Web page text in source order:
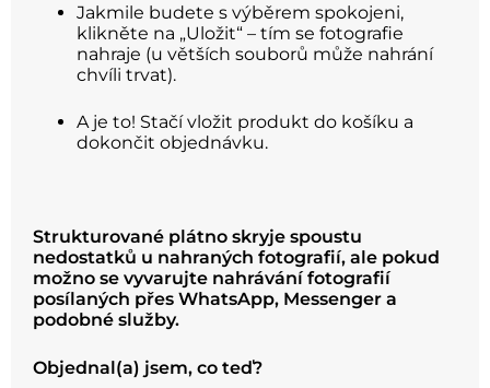
Jakmile budete s výběrem spokojeni,
klikněte na „Uložit“ – tím se fotografie
nahraje (u větších souborů může nahrání
chvíli trvat).
A je to! Stačí vložit produkt do košíku a
dokončit objednávku.
Strukturované plátno skryje spoustu
nedostatků u nahraných fotografií, ale pokud
možno se vyvarujte nahrávání fotografií
posílaných přes WhatsApp, Messenger a
podobné služby.
Objednal(a) jsem, co teď?